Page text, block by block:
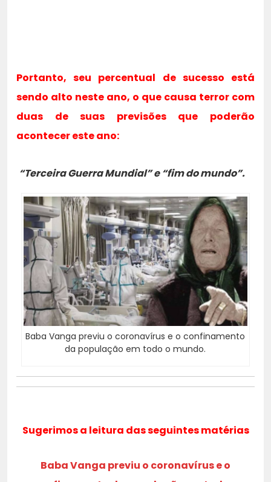
Portanto, seu percentual de sucesso está
sendo alto neste ano, o que causa terror com
duas de suas previsões que poderão
acontecer este ano:
“Terceira Guerra Mundial” e “fim do mundo”.
Baba Vanga previu o coronavírus e o confinamento
da população em todo o mundo.
Sugerimos a leitura das seguintes matérias
Baba Vanga previu o coronavírus e o